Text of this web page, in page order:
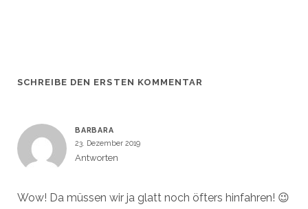
SCHREIBE DEN ERSTEN KOMMENTAR
BARBARA
23. Dezember 2019
Antworten
Wow! Da müssen wir ja glatt noch öfters hinfahren! 😉